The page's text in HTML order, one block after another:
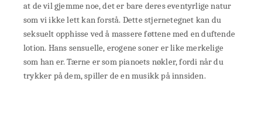
at de vil gjemme noe, det er bare deres eventyrlige natur
som vi ikke lett kan forstå. Dette stjernetegnet kan du
seksuelt opphisse ved å massere føttene med en duftende
lotion. Hans sensuelle, erogene soner er like merkelige
som han er. Tærne er som pianoets nøkler, fordi når du
trykker på dem, spiller de en musikk på innsiden.